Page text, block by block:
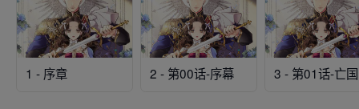
1 - 序章 2 - 第00话-序幕